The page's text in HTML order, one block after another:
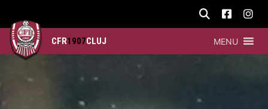
CFR1907CLUJ MENU